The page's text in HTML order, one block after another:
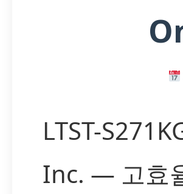
LTST-
Inc. — 고효